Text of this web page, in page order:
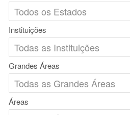
Instituições
Grandes Áreas
Áreas